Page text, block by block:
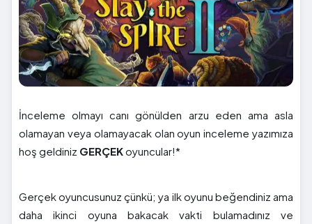
İnceleme olmayı canı gönülden arzu eden ama asla
olamayan veya olamayacak olan oyun inceleme yazımıza
hoş geldiniz GERÇEKoyuncular!*
Gerçek oyuncusunuz çünkü; ya ilk oyunu beğendiniz ama
daha ikinci oyuna bakacak vakti bulamadınız ve